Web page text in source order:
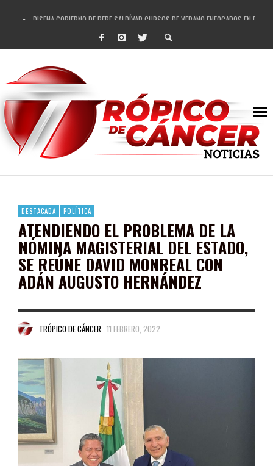
DISEÑA GOBIERNO DE PEPE SALDÍVAR CURSOS DE VERANO ENFOCADOS EN
REFRENDAN LOS 28 DELEGADOS Y 14 COMISARIADOS DE GUADALUPE APOYO A
FORTALECE GOBIERNO DE PEPE SALDÍVAR LA EDUCACIÓN EN LA ZACATECANA
GOBIERNO DE PEPE SALDÍVAR Y GRUPO FEMSA GENERAN MÁS DE 3 MIL EMPLEOS
CUARTA FERIA EXPO AGROPECUARIA TRAJO BENEFICIO DIRECTO A GUADALUPE:
RECONOCE PEPE SALDÍVAR A ARTISTA ZACATECANA VICTORIA HERNÁNDEZ
EGRESA GOBIERNO DE PEPE SALDÍVAR A 500 NUEVAS EMPRESARIAS
SON MUJERES GUADALUPENSES PRINCIPALES BENEFICIADAS DEL PROGRAMA
DESTACADA POLÍTICA
ATENDIENDO EL PROBLEMA DE LA
NÓMINA MAGISTERIAL DEL ESTADO,
SE REÚNE DAVID MONREAL CON
ADÁN AUGUSTO HERNÁNDEZ
TRÓPICO DE CÁNCER 11 FEBRERO, 2022